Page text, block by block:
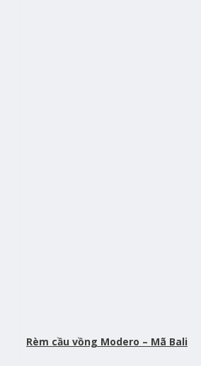
Rèm cầu vồng Modero – Mã Bali